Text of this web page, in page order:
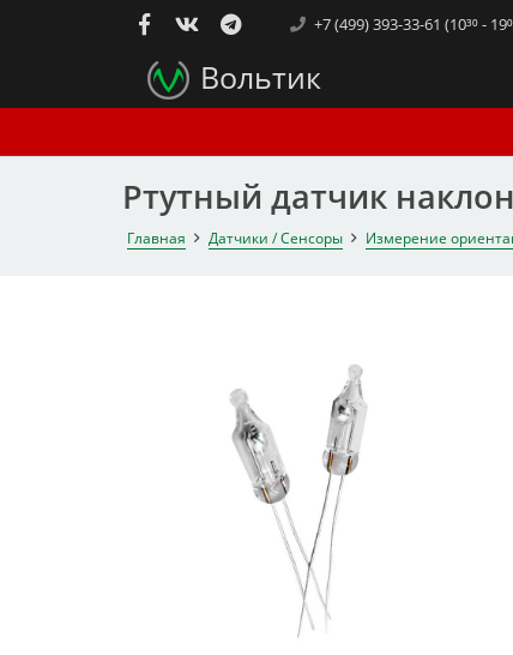
+7 (499) 393-33-61 (10³⁰ -
Вольтик
Ртутный датчик
Главная Датчики / Сенсоры Измерение